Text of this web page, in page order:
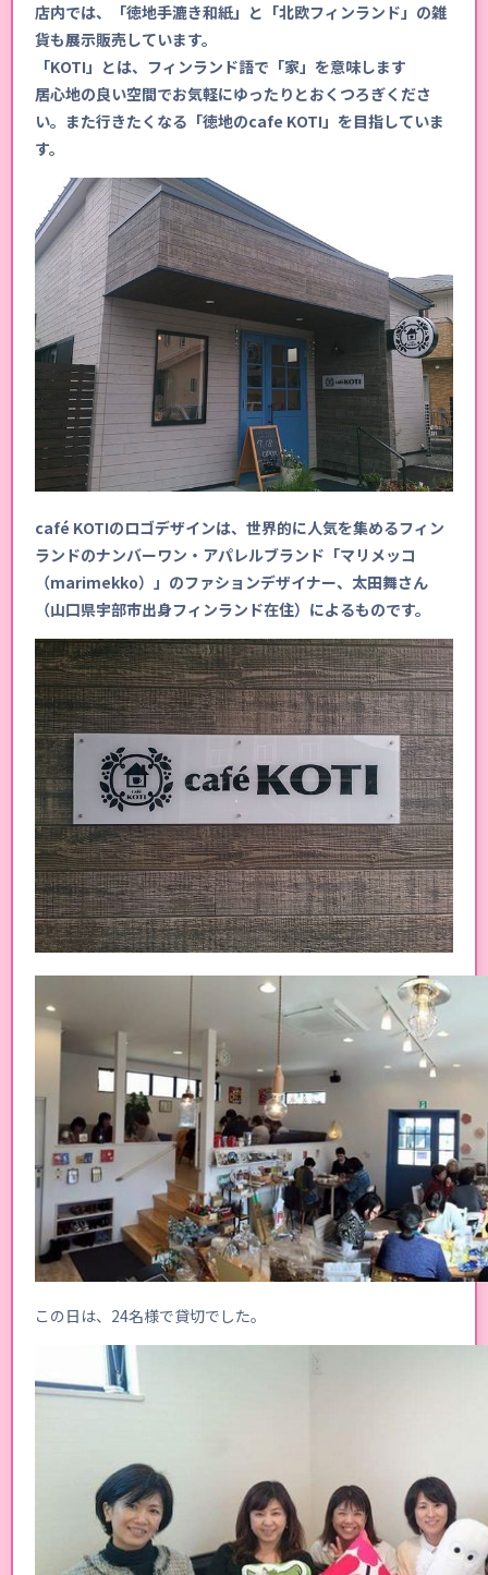
店内では、「徳地手漉き和紙」と「北欧フィンランド」の雑
貨も展示販売しています。
「KOTI」とは、フィンランド語で「家」を意味します
居心地の良い空間でお気軽にゆったりとおくつろぎくださ
い。また行きたくなる「徳地のcafe KOTI」を目指していま
す。
café KOTIのロゴデザインは、世界的に人気を集めるフィン
ランドのナンバーワン・アパレルブランド「マリメッコ
（marimekko）」のファションデザイナー、太田舞さん
（山口県宇部市出身フィンランド在住）によるものです。
この日は、24名様で貸切でした。